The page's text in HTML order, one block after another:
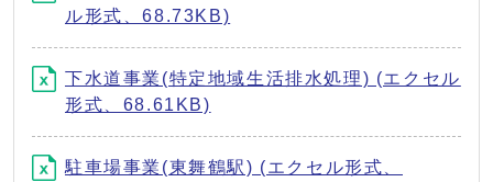
ル形式、68.73KB)
下水道事業(特定地域生活排水処理) (エクセル
形式、68.61KB)
駐車場事業(東舞鶴駅) (エクセル形式、